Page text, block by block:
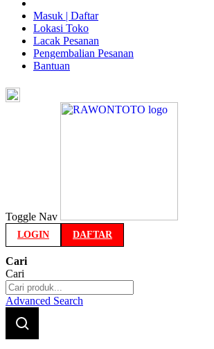
Masuk | Daftar
Lokasi Toko
Lacak Pesanan
Pengembalian Pesanan
Bantuan
Toggle Nav
LOGIN DAFTAR
Cari
Cari
Advanced Search